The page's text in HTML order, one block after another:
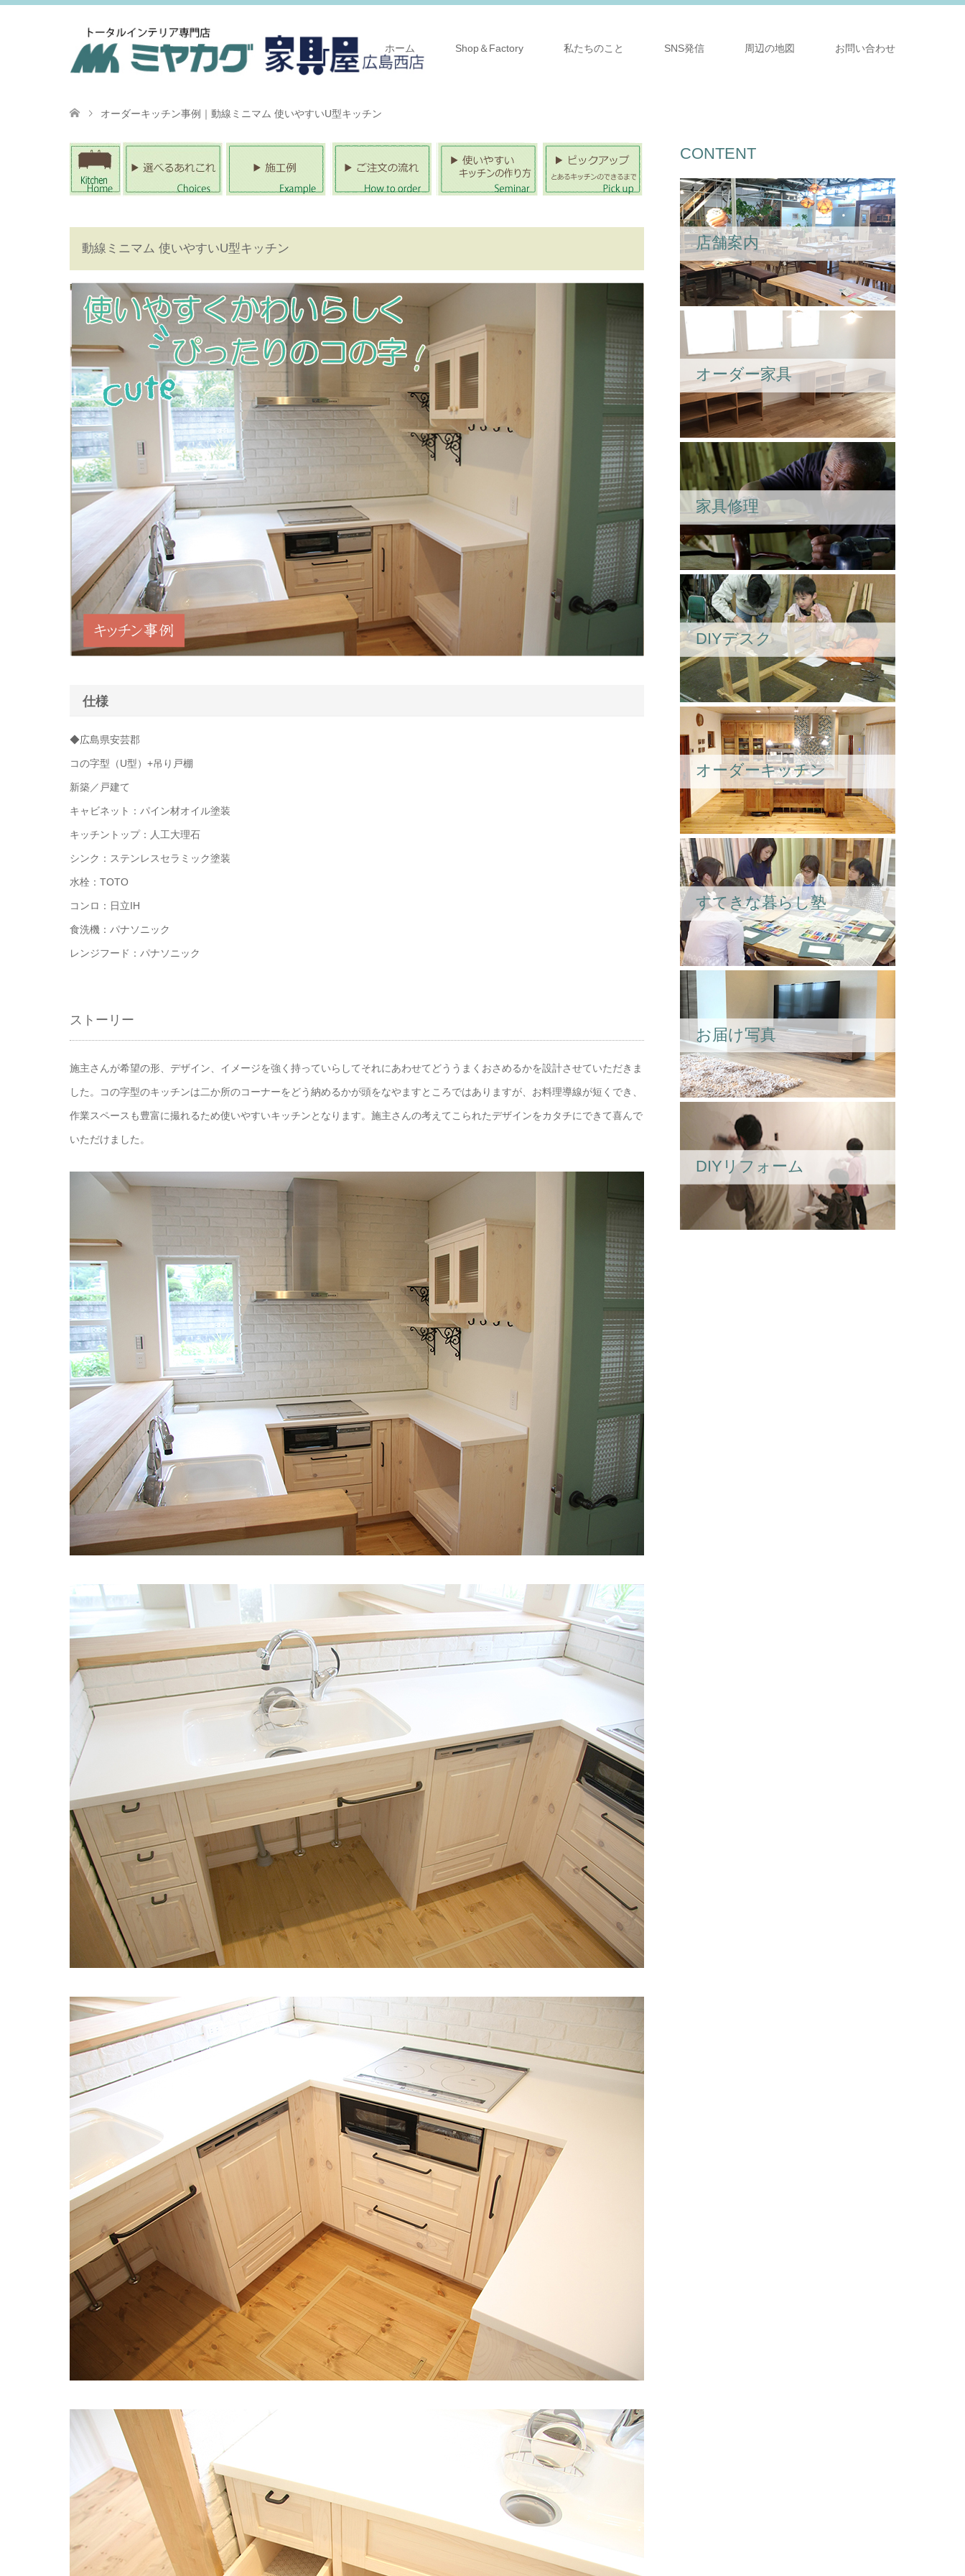
ホーム Shop＆Factory 私たちのこと SNS発信 周辺の地図 お問い合わせ
オーダーキッチン事例｜動線ミニマム 使いやすいU型キッチン
動線ミニマム 使いやすいU型キッチン
仕様
◆広島県安芸郡
コの字型（U型）+吊り戸棚
新築／戸建て
キャビネット：パイン材オイル塗装
キッチントップ：人工大理石
シンク：ステンレスセラミック塗装
水栓：TOTO
コンロ：日立IH
食洗機：パナソニック
レンジフード：パナソニック
ストーリー
施主さんが希望の形、デザイン、イメージを強く持っていらしてそれにあわせてどううまくおさめるかを設計させていただきま
した。コの字型のキッチンは二か所のコーナーをどう納めるかが頭をなやますところではありますが、お料理導線が短くでき、
作業スペースも豊富に撮れるため使いやすいキッチンとなります。施主さんの考えてこられたデザインをカタチにできて喜んで
いただけました。
CONTENT
店舗案内
オーダー家具
家具修理
DIYデスク
オーダーキッチン
すてきな暮らし塾
お届け写真
DIYリフォーム